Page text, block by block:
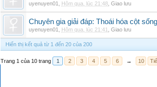
uyenuyen01 Hôm qua, lúc 21:48 Giao lưu
Chuyên gia giải đáp: Thoái hóa cột
uyenuyen01 Hôm qua, lúc 21:41 Giao lưu
Hiển thị kết quả từ 1 đến 20 của 200
Trang 1 của 10 trang 1 2 3 4 5 6 → 10